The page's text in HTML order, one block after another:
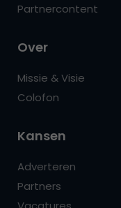
Partnercontent
Over
Missie & Visie
Colofon
Kansen
Adverteren
Partners